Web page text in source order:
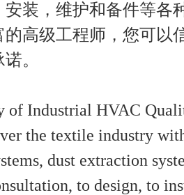
装，维护和备件等各
的高级工程师，您可以
。
of Industrial HVAC
the textile industry
dust extraction
to design, to